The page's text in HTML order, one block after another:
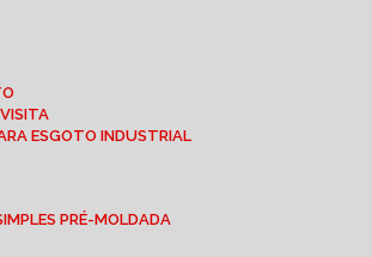
VISITA
ESGOTO INDUSTRIAL
PRÉ-MOLDADA